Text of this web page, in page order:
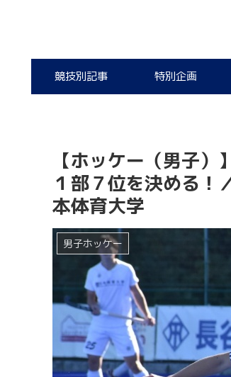
競技別記事 特別企画
【ホッケー（男子
１部７位を決める！
本体育大学
男子ホッケー